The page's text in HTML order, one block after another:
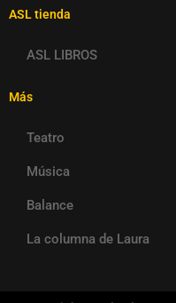
ASL tienda
ASL LIBROS
Más
Teatro
Música
Balance
La columna de Laura